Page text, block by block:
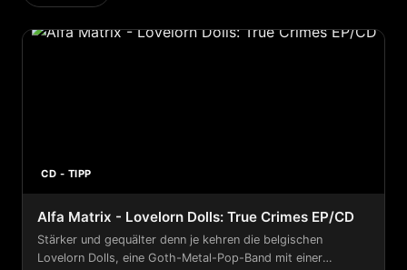
CD - TIPP
Alfa Matrix - Lovelorn Dolls: True Crimes EP/CD
Stärker und gequälter denn je kehren die belgischen
Lovelorn Dolls, eine Goth-Metal-Pop-Band mit einer